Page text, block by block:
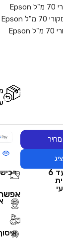
פריסת תשלומים עד 6